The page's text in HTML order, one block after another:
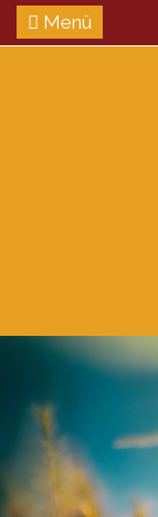
Menü